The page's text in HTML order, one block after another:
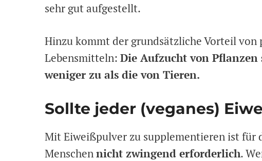
sehr gut aufgestellt.
Hinzu kommt der grundsätzliche Vorteil
Lebensmitteln: Die Aufzucht von
weniger zu als die von Tieren.
Sollte jeder (veganes)
Mit Eiweißpulver zu supplementieren ist für
Menschennicht zwingend erforderlich.